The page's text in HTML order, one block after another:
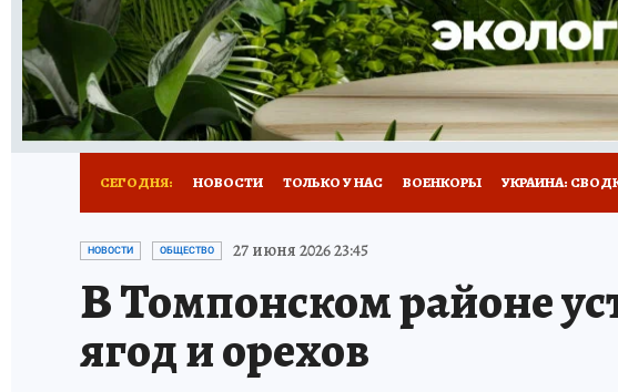
РАДИО КП РЕКЛАМА ТЕСТЫ НОВОЕ НА САЙТЕ
СЕГОДНЯ: НОВОСТИ ТОЛЬКО У НАС ВОЕНКОРЫ УКРАИНА:
ЗАПОВЕДНАЯ РОССИЯ
НОВОСТИ ОБЩЕСТВО 27 июня 2026 23:45
В Томпонском районе
ягод и орехов